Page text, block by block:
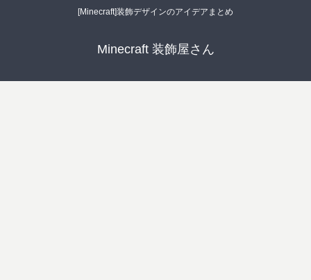
[Minecraft]装飾デザインのアイデアまとめ
Minecraft 装飾屋さん